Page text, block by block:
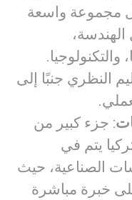
مجموعة واسعة
والتكنولوجيا.
النظري جنبًا إلى
: جزء كبير من
يتم في
الصناعية، حيث
خبرة مباشرة